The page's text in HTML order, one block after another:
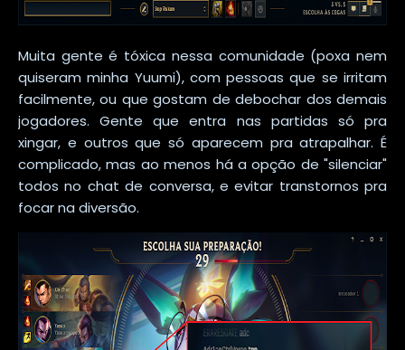
Muita gente é tóxica nessa comunidade (poxa nem
quiseram minha Yuumi), com pessoas que se irritam
facilmente, ou que gostam de debochar dos demais
jogadores. Gente que entra nas partidas só pra
xingar, e outros que só aparecem pra atrapalhar. É
complicado, mas ao menos há a opção de "silenciar"
todos no chat de conversa, e evitar transtornos pra
focar na diversão.